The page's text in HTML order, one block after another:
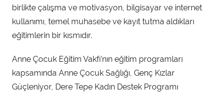
birlikte çalışma ve motivasyon, bilgisayar ve internet
kullanımı, temel muhasebe ve kayıt tutma aldıkları
eğitimlerin bir kısmıdır.
Anne Çocuk Eğitim Vakfı’nın eğitim programları
kapsamında Anne Çocuk Sağlığı, Genç Kızlar
Güçleniyor, Dere Tepe Kadın Destek Programı